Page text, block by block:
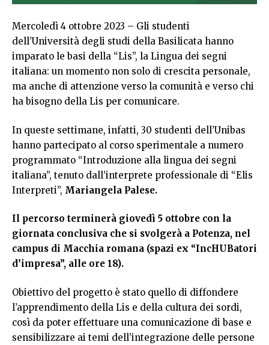
Mercoledì 4 ottobre 2023 – Gli studenti
dell’Università degli studi della Basilicata hanno
imparato le basi della “Lis”, la Lingua dei segni
italiana: un momento non solo di crescita personale,
ma anche di attenzione verso la comunità e verso chi
ha bisogno della Lis per comunicare.
In queste settimane, infatti, 30 studenti dell’Unibas
hanno partecipato al corso sperimentale a numero
programmato “Introduzione alla lingua dei segni
italiana”, tenuto dall’interprete professionale di “Elis
Interpreti”, Mariangela Palese.
Il percorso terminerà giovedì 5 ottobre con la
giornata conclusiva che si svolgerà a Potenza, nel
campus di Macchia romana (spazi ex “IncHUBatori
d’impresa”, alle ore 18).
Obiettivo del progetto è stato quello di diffondere
l’apprendimento della Lis e della cultura dei sordi,
così da poter effettuare una comunicazione di base e
sensibilizzare ai temi dell’integrazione delle persone